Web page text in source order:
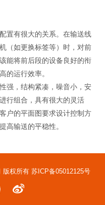
置有很大的关系。在输送线
（如更换标签等）时，对前
能将前后段的设备良好的衔
的运行效率。
强，结构紧凑，噪音小，安
行组合，具有很大的灵活
户的平面图要求设计控制方
高输送的平稳性。
版权所有 苏ICP备05012125号